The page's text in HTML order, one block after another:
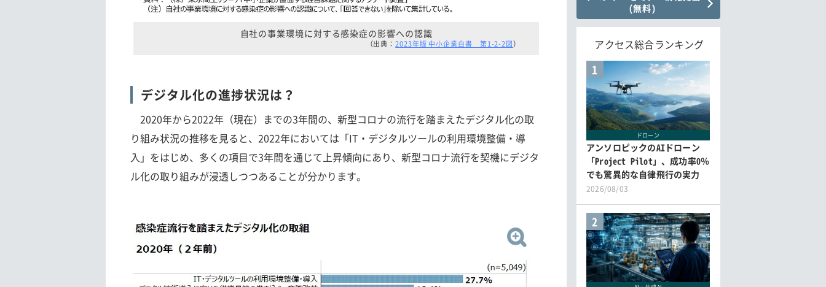
自社の事業環境に対する感染症の影響への認識
（出典：2023年版 中小企業白書 第1-2-2図）
デジタル化の進捗状況は？
2020年から2022年（現在）までの3年間の、新型コロナの流行を踏まえたデジタル化の取
り組み状況の推移を見ると、2022年においては「IT・デジタルツールの利用環境整備・導
入」をはじめ、多くの項目で3年間を通じて上昇傾向にあり、新型コロナ流行を契機にデジタ
ル化の取り組みが浸透しつつあることが分かります。
(無料)
アクセス総合ランキング
1
ドローン
アンソロピックのAIドローン
「Project Pilot」、成功率0％
でも驚異的な自律飛行の実力
2026/08/03
2